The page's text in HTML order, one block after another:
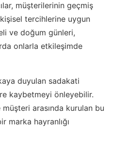
müşterilerinin geçmiş
tercihlerine uygun
ve doğum günleri,
onlarla etkileşimde
duyulan sadakati
kaybetmeyi önleyebilir.
arasında kurulan bu
marka hayranlığı